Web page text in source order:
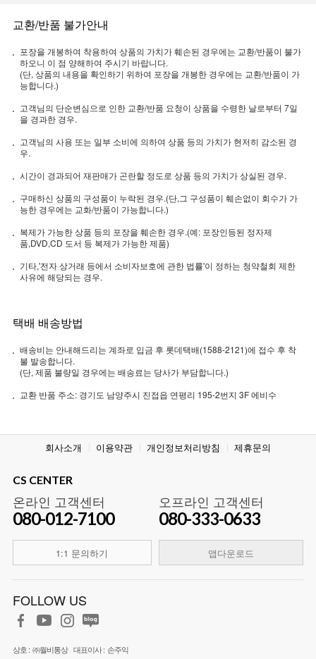
교환/반품 불가안내
포장을 개봉하여 착용하여 상품의 가치가 훼손된 경우에는 교환/반품이 불가
하오니 이 점 양해하여 주시기 바랍니다.
(단, 상품의 내용을 확인하기 위하여 포장을 개봉한 경우에는 교환/반품이 가
능합니다.)
고객님의 단순변심으로 인한 교환/반품 요청이 상품을 수령한 날로부터 7일
을 경과한 경우.
고객님의 사용 또는 일부 소비에 의하여 상품 등의 가치가 현저히 감소된 경
우.
시간이 경과되어 재판매가 곤란할 정도로 상품 등의 가치가 상실된 경우.
구매하신 상품의 구성품이 누락된 경우.(단,그 구성품이 훼손없이 회수가 가
능한 경우에는 교화/반품이 가능합니다.)
복제가 가능한 상품 등의 포장을 훼손한 경우.(예: 포장인등된 정자제
품,DVD,CD 도서 등 복제가 가능한 제품)
기타,'전자 상거래 등에서 소비자보호에 관한 법률'이 정하는 청약철회 제한
사유에 해당되는 경우.
택배 배송방법
배송비는 안내해드리는 계좌로 입금 후 롯데택배(1588-2121)에 접수 후 착
불 발송합니다.
(단, 제품 불량일 경우에는 배송료는 당사가 부담합니다.)
교환 반품 주소: 경기도 남양주시 진접읍 연평리 195-2번지 3F 에비수
회사소개 이용약관 개인정보처리방침 제휴문의
CS CENTER
온라인 고객센터
080-012-7100
1:1 문의하기
오프라인 고객센터
080-333-0633
앱다운로드
FOLLOW US
상호 : ㈜월비통상 대표이사 : 손주익